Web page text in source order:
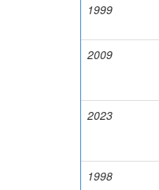
1999
2009
2023
1998